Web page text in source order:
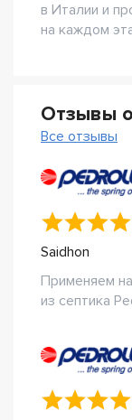
в Италии и
на каждом
Отзывы
Все отзывы
Saidhon
Применяем
из септика